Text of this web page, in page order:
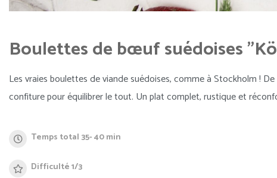
Boulettes de bœuf suédoises
Les vraies boulettes de viande suédoises, comme à Stockholm !
confiture pour équilibrer le tout. Un plat complet, rustique et
Temps total 35- 40 min
Difficulté 1/3